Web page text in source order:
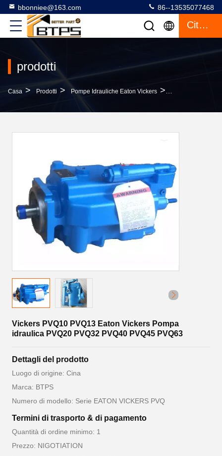
bbonniee@163.com 86--13535077468
Citazione
prodotti
Casa > Prodotti > Pompe Idrauliche Eaton Vickers >
Vickers PVQ10 PVQ13 Eaton Vickers Pompa
idraulica PVQ20 PVQ32 PVQ40 PVQ45 PVQ63
Dettagli del prodotto
Luogo di origine: Cina
Marca: BTPS
Numero di modello: Serie EATON VICKERS PVQ
Termini di trasporto & di pagamento
Quantità di ordine minimo: 1
Prezzo: NIGOTIATION